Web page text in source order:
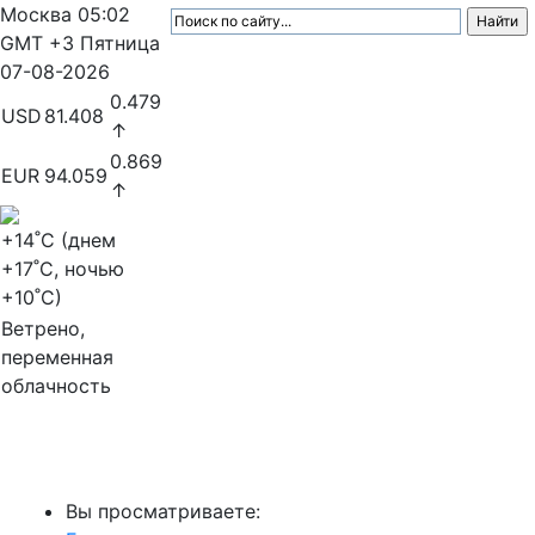
Москва 05:02
GMT +3 Пятница
07-08-2026
USD 81.408
0.479
↑
EUR 94.059
0.869
↑
+14˚C (днем
+17˚C, ночью
+10˚C)
Ветрено,
переменная
облачность
Вы просматриваете: